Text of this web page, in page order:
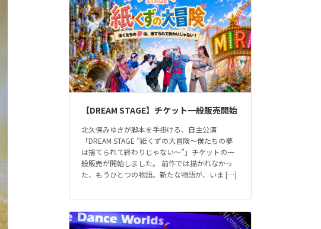
【DREAM STAGE】チケット一般販売開始
北久保みゆきが脚本を手掛ける、自主公演
「DREAM STAGE ”紙くずの大冒険～僕たちの夢
は捨てられて終わりじゃない～”」チケットの一
般販売が開始しました。 前作では描かれなかっ
た、もうひとつの物語。新たな物語が、いま […]